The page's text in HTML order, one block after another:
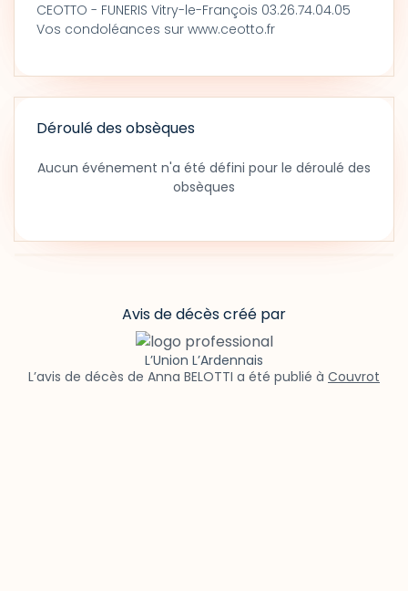
CEOTTO - FUNERIS Vitry-le-François 03.26.74.04.05
Vos condoléances sur www.ceotto.fr
Déroulé des obsèques
Aucun événement n'a été défini pour le déroulé des
obsèques
Avis de décès créé par
L’Union L’Ardennais
L’avis de décès de Anna BELOTTI a été publié à Couvrot